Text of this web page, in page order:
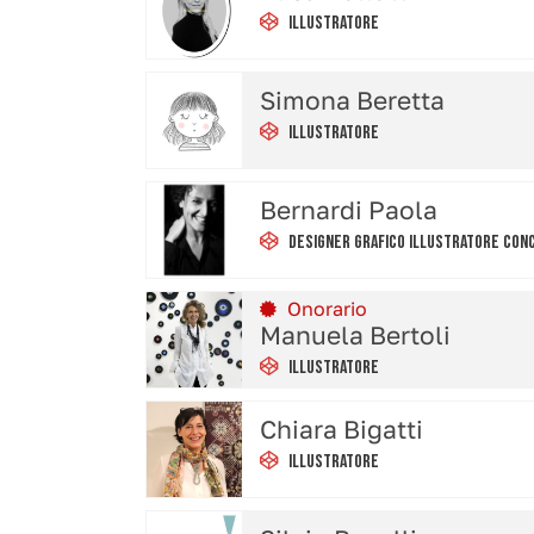
Illustratore
Simona Beretta
Illustratore
Bernardi Paola
Designer Grafico Illustratore
Onorario
Manuela Bertoli
Illustratore
Chiara Bigatti
Illustratore